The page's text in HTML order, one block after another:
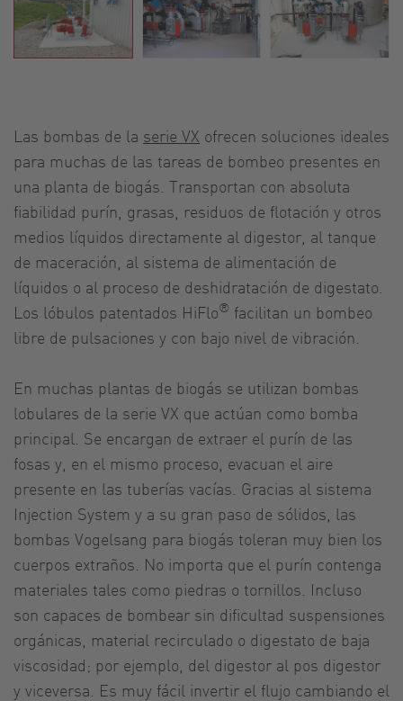
Las bombas de la serie VX ofrecen soluciones ideales
para muchas de las tareas de bombeo presentes en
una planta de biogás. Transportan con absoluta
fiabilidad purín, grasas, residuos de flotación y otros
medios líquidos directamente al digestor, al tanque
de maceración, al sistema de alimentación de
líquidos o al proceso de deshidratación de digestato.
Los lóbulos patentados HiFlo® facilitan un bombeo
libre de pulsaciones y con bajo nivel de vibración.
En muchas plantas de biogás se utilizan bombas
lobulares de la serie VX que actúan como bomba
principal. Se encargan de extraer el purín de las
fosas y, en el mismo proceso, evacuan el aire
presente en las tuberías vacías. Gracias al sistema
Injection System y a su gran paso de sólidos, las
bombas Vogelsang para biogás toleran muy bien los
cuerpos extraños. No importa que el purín contenga
materiales tales como piedras o tornillos. Incluso
son capaces de bombear sin dificultad suspensiones
orgánicas, material recirculado o digestato de baja
viscosidad; por ejemplo, del digestor al pos digestor
y viceversa. Es muy fácil invertir el flujo cambiando el